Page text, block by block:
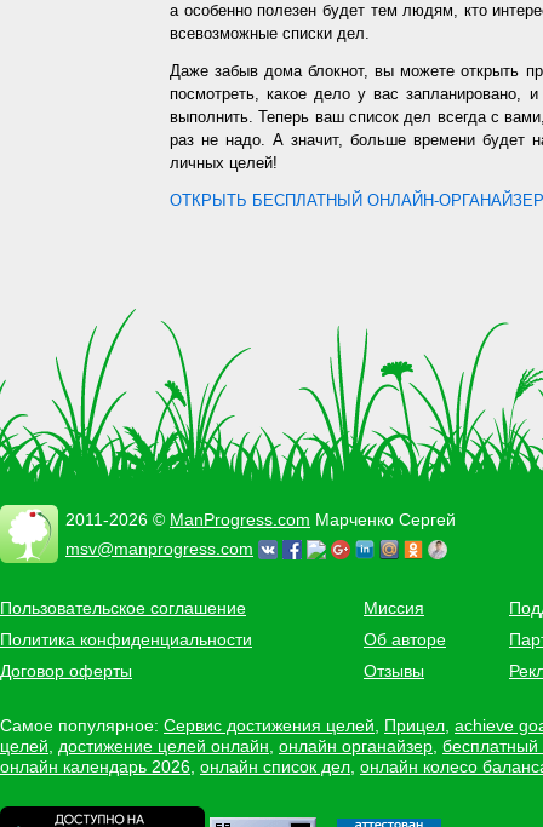
а особенно полезен будет тем людям, кто
всевозможные списки дел.
Даже забыв дома блокнот, вы можете открыть
посмотреть, какое дело у вас запланировано,
выполнить. Теперь ваш список дел всегда с
раз не надо. А значит, больше времени будет
личных целей!
ОТКРЫТЬ БЕСПЛАТНЫЙ ОНЛАЙН-
2011-2026 © ManProgress.com Марченко Сергей
msv@manprogress.com
Пользовательское соглашение
Политика конфиденциальности
Договор оферты
Миссия
Об авторе
Отзывы
Самое популярное: Сервис достижения целей Прицел achieve
целей
достижение целей онлайн онлайн органайзер
онлайн календарь 2026 онлайн список дел онлайн колесо